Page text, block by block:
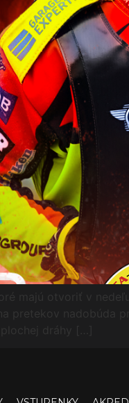
majú otvoriť v
pretekov nadobúda
dráhy […]